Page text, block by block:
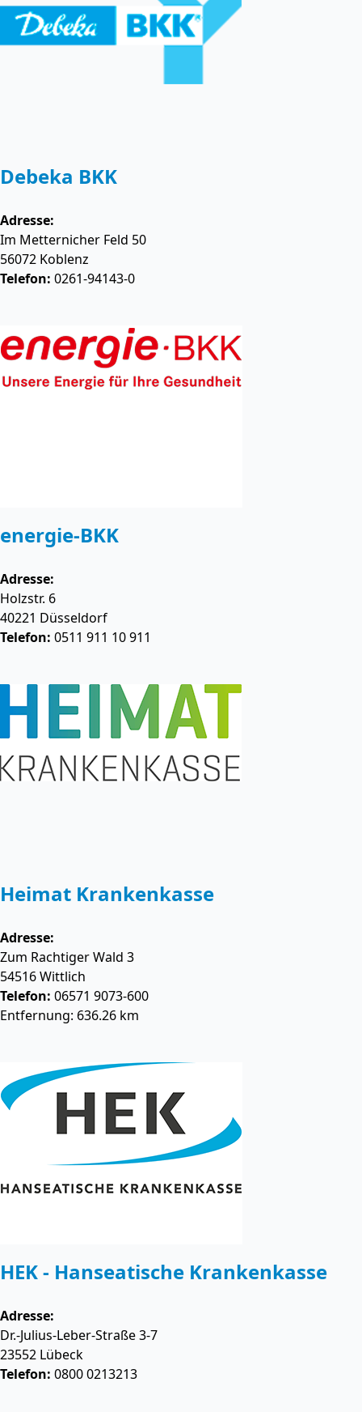
Debeka BKK
Adresse:
Im Metternicher Feld 50
56072 Koblenz
Telefon: 0261-94143-0
energie-BKK
Adresse:
Holzstr. 6
40221 Düsseldorf
Telefon: 0511 911 10 911
Heimat Krankenkasse
Adresse:
Zum Rachtiger Wald 3
54516Wittlich
Telefon: 06571 9073-600
Entfernung: 636.26 km
HEK - Hanseatische Krankenkasse
Adresse:
Dr.-Julius-Leber-Straße 3-7
23552 Lübeck
Telefon: 0800 0213213